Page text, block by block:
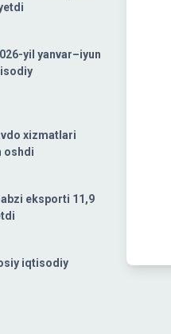
yil yanvar–iyun
xizmatlari
oshdi
eksporti 11,9
iqtisodiy